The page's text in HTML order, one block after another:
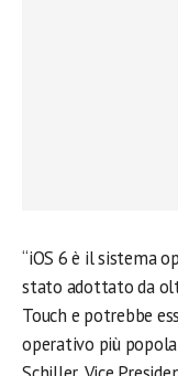
“iOS 6 è il sistema
stato adottato da
Touch e potrebbe
operativo più